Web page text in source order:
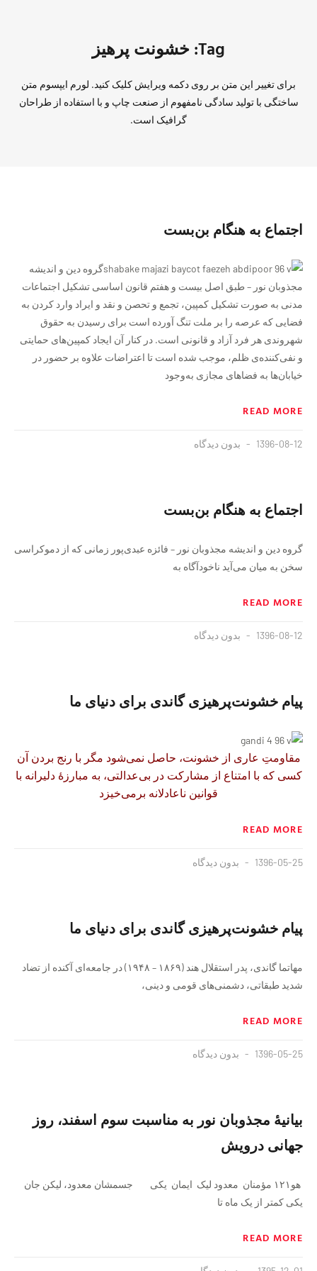
Tag: خشونت پرهیز
برای تغییر این متن بر روی دکمه ویرایش کلیک کنید. لورم ایپسوم متن
ساختگی با تولید سادگی نامفهوم از صنعت چاپ و با استفاده از طراحان
گرافیک است.
اجتماع به هنگام بن‌بست
گروه دین و اندیشه
مجذوبان نور – طبق اصل بیست و هفتم قانون اساسی تشکیل اجتماعات
مدنی به صورت تشکیل کمپین، تجمع و تحصن و نقد و ایراد وارد کردن به
فضایی که عرصه را بر ملت تنگ آورده است برای رسیدن به حقوق
شهروندی هر فرد آزاد و قانونی است. در کنار آن ایجاد کمپین‌های حمایتی
و نفی‌کننده‌ی ظلم، موجب شده است تا اعتراضات علاوه بر حضور در
خیابان‌ها به فضاهای مجازی به‌وجود
READ MORE
1396-08-12 بدون دیدگاه
اجتماع به هنگام بن‌بست
گروه دین و اندیشه مجذوبان نور – فائزه عبدی‌پور زمانی که از دموکراسی
سخن به میان می‌آید ناخودآگاه به
READ MORE
1396-08-12 بدون دیدگاه
پیام خشونت‌پرهیزی گاندی برای دنیای ما
مقاومتِ عاری از خشونت، حاصل نمی‌شود مگر با رنج بردن آن
کسی که با امتناع از مشارکت در بی‌عدالتی، به مبارزۀ دلیرانه با
قوانین ناعادلانه برمی‌خیزد
READ MORE
1396-05-25 بدون دیدگاه
پیام خشونت‌پرهیزی گاندی برای دنیای ما
مهاتما گاندی، پدر استقلال هند (۱۸۶۹ – ۱۹۴۸) در جامعه‌ای آکنده از تضاد
شدید طبقاتی، دشمنی‌های قومی و دینی،
READ MORE
1396-05-25 بدون دیدگاه
بیانیهٔ مجذوبان نور به مناسبت سوم اسفند، روز
جهانی درویش
هو۱۲۱ مؤمنان معدود لیک ایمان یکی جسمشان معدود، لیکن جان
یکی کمتر از یک ماه تا
READ MORE